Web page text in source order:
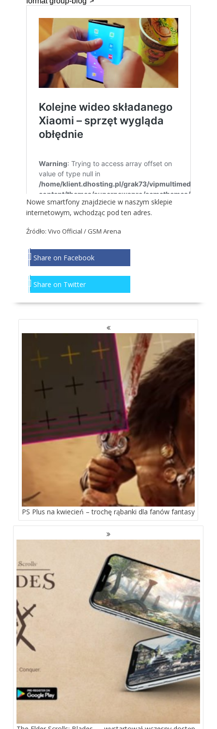
Nowe smartfony znajdziecie w naszym sklepie
internetowym, wchodząc pod ten adres.
Źródło: Vivo Official / GSM Arena
Share on Facebook
Share on Twitter
NAWIGACJA
PS Plus na kwiecień – trochę rąbanki dla fanów fantasy